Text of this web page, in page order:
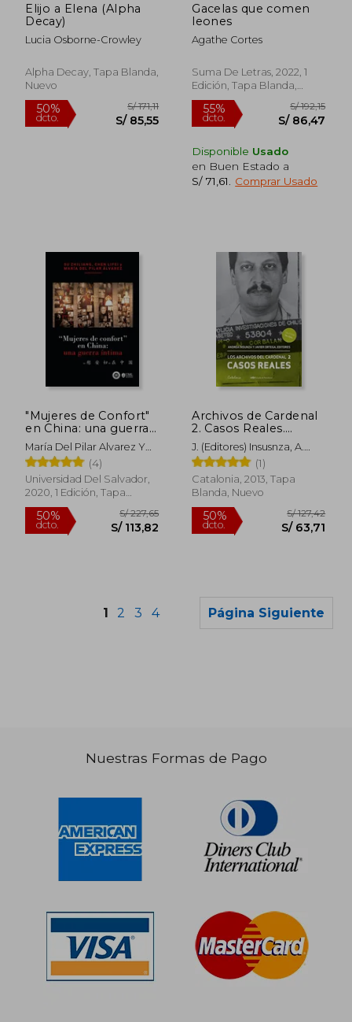
50%
dcto.
S/ 246,39
S/ 123,20
55%
dcto.
S/ 86,92 dcto.
Elijo a Elena (Alpha
Decay)
Lucia Osborne-Crowley
Alpha Decay, Tapa Blanda,
Nuevo
Gacelas que comen
leones
Agathe Cortes
Suma De Letras, 2022, 1
Edición, Tapa Blanda,
Nuevo
Disponible Usado
en Buen Estado a
S/ 71,61
Comprar Usado
"Mujeres de Confort"
en China: una guerra
íntima
María Del Pilar Alvarez Y
Chen Lifei
(4)
Universidad Del Salvador,
2020, 1 Edición, Tapa
Blanda, Nuevo
Archivos de Cardenal
2. Casos Reales.
Incluye dvd
J. (Editores) Insusnza, A.
Ortega
(1)
Catalonia, 2013, Tapa
Blanda, Nuevo
1 2 3 4 Página Siguiente
Nuestras Formas de Pago